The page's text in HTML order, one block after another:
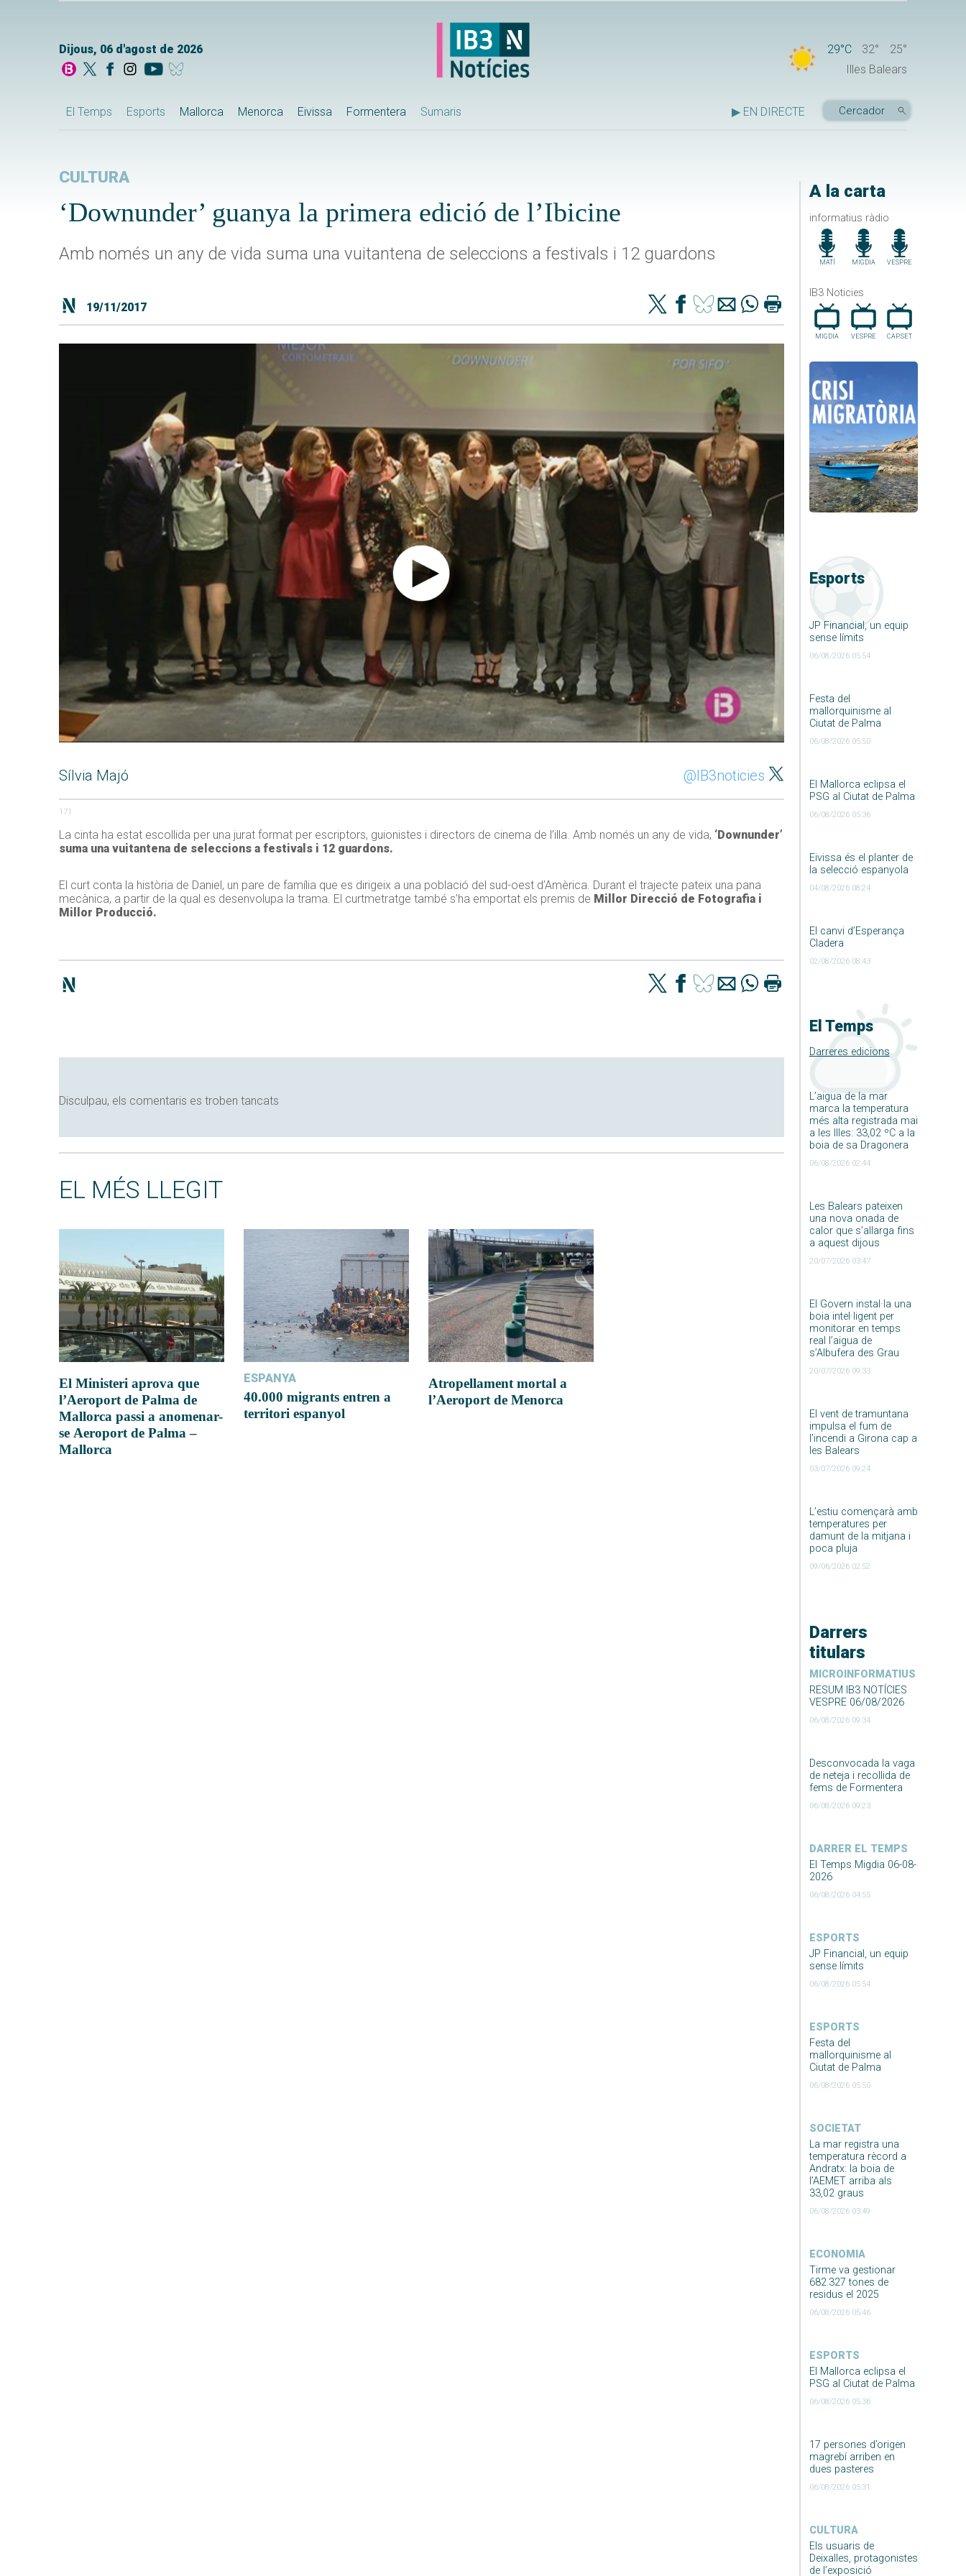
Dijous, 06 d'agost de 2026 29°C 32°
25°
Illes Balears
El Temps Esports Mallorca Menorca Eivissa Formentera Sumaris ▶ EN DIRECTE
A la carta
informatius ràdio
MATÍ MIGDIA VESPRE
IB3 Noticies
MIGDIA VESPRE CAP.SET
Esports
JP Financial, un equip
sense límits
06/08/2026 05:54
Festa del
mallorquinisme al
Ciutat de Palma
06/08/2026 05:50
El Mallorca eclipsa el
PSG al Ciutat de Palma
06/08/2026 05:36
Eivissa és el planter de
la selecció espanyola
04/08/2026 08:24
El canvi d’Esperança
Cladera
02/08/2026 08:43
El Temps
Darreres edicions
L’aigua de la mar
marca la temperatura
més alta registrada mai
a les Illes: 33,02 ºC a la
boia de sa Dragonera
06/08/2026 02:44
Les Balears pateixen
una nova onada de
calor que s’allarga fins
a aquest dijous
20/07/2026 03:47
El Govern instal·la una
boia intel·ligent per
monitorar en temps
real l’aigua de
s’Albufera des Grau
20/07/2026 09:33
El vent de tramuntana
impulsa el fum de
l’incendi a Girona cap a
les Balears
03/07/2026 09:24
L’estiu començarà amb
temperatures per
damunt de la mitjana i
poca pluja
09/06/2026 02:52
Darrers
titulars
MICROINFORMATIUS
RESUM IB3 NOTÍCIES
VESPRE 06/08/2026
06/08/2026 09:34
Desconvocada la vaga
de neteja i recollida de
fems de Formentera
06/08/2026 09:23
DARRER EL TEMPS
El Temps Migdia 06-08-
2026
06/08/2026 04:55
ESPORTS
JP Financial, un equip
sense límits
06/08/2026 05:54
ESPORTS
Festa del
mallorquinisme al
Ciutat de Palma
06/08/2026 05:50
SOCIETAT
La mar registra una
temperatura rècord a
Andratx: la boia de
l’AEMET arriba als
33,02 graus
06/08/2026 03:49
ECONOMIA
Tirme va gestionar
682.327 tones de
residus el 2025
06/08/2026 05:46
ESPORTS
El Mallorca eclipsa el
PSG al Ciutat de Palma
06/08/2026 05:36
17 persones d’origen
magrebí arriben en
dues pasteres
06/08/2026 05:31
CULTURA
Els usuaris de
Deixalles, protagonistes
de l’exposició
CULTURA
‘Downunder’ guanya la primera edició de l’Ibicine
Amb només un any de vida suma una vuitantena de seleccions a festivals i 12 guardons
19/11/2017
Sílvia Majó @IB3noticies
171
La cinta ha estat escollida per una jurat format per escriptors, guionistes i directors de cinema de l’illa. Amb només un any de vida, ‘Downunder’
suma una vuitantena de seleccions a festivals i 12 guardons.
El curt conta la història de Daniel, un pare de família que es dirigeix a una població del sud-oest d’Amèrica. Durant el trajecte pateix una pana
mecànica, a partir de la qual es desenvolupa la trama. El curtmetratge també s’ha emportat els premis de Millor Direcció de Fotografia i
Millor Producció.
Disculpau, els comentaris es troben tancats
EL MÉS LLEGIT
El Ministeri aprova que
l’Aeroport de Palma de
Mallorca passi a anomenar-
se Aeroport de Palma –
Mallorca
ESPANYA
40.000 migrants entren a
territori espanyol
Atropellament mortal a
l’Aeroport de Menorca